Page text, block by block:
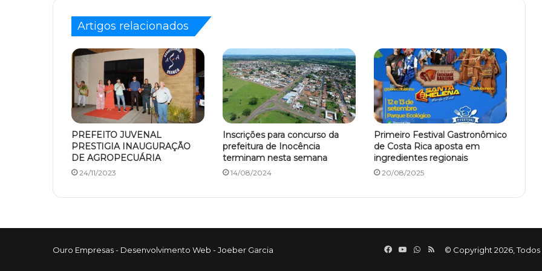
Artigos relacionados
PREFEITO JUVENAL
PRESTIGIA INAUGURAÇÃO
DE AGROPECUÁRIA
24/11/2023
Inscrições para concurso da
prefeitura de Inocência
terminam nesta semana
14/08/2024
Primeiro Festival Gastronômico
de Costa Rica aposta em
ingredientes regionais
20/08/2025
Ouro Empresas- Desenvolvimento Web -Joeber Garcia © Copyright 2026,
Facebook
YouTubeWhatsApp
RSS